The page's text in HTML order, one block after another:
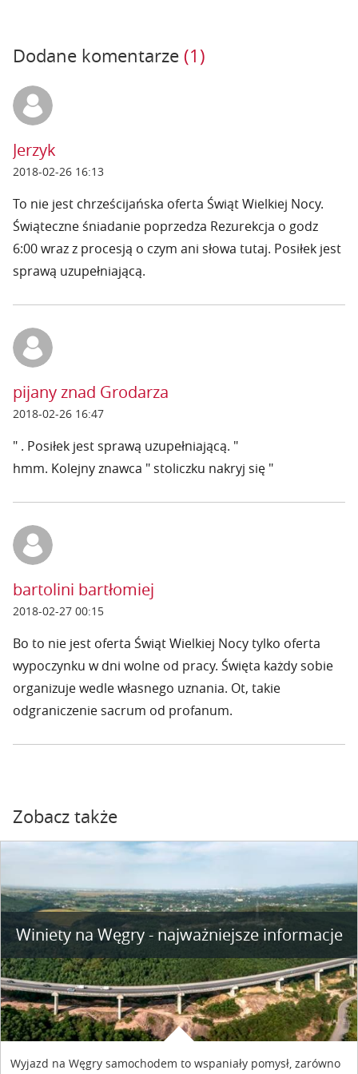
Dodane komentarze (1)
Jerzyk
2018-02-26 16:13
To nie jest chrześcijańska oferta Świąt Wielkiej Nocy.
Świąteczne śniadanie poprzedza Rezurekcja o godz
6:00 wraz z procesją o czym ani słowa tutaj. Posiłek jest
sprawą uzupełniającą.
pijany znad Grodarza
2018-02-26 16:47
" . Posiłek jest sprawą uzupełniającą. "
hmm. Kolejny znawca " stoliczku nakryj się "
bartolini bartłomiej
2018-02-27 00:15
Bo to nie jest oferta Świąt Wielkiej Nocy tylko oferta
wypoczynku w dni wolne od pracy. Święta każdy sobie
organizuje wedle własnego uznania. Ot, takie
odgraniczenie sacrum od profanum.
Zobacz także
Winiety na Węgry - najważniejsze informacje
Wyjazd na Węgry samochodem to wspaniały pomysł, zarówno